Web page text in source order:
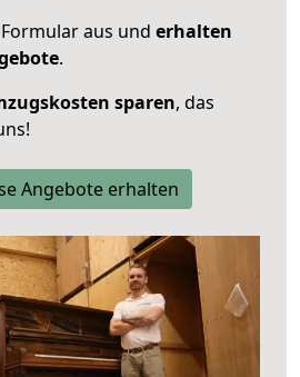
aus und erhalten
.
sparen, das
Angebote erhalten